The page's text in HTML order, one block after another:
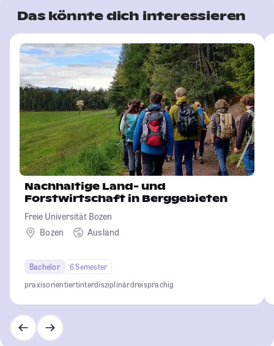
Das könnte dich interessieren
Nachhaltige Land- und
Forstwirtschaft in Berggebieten
Freie Universität Bozen
Bozen
Ausland
Bachelor
6 Semester
praxisorientiertinterdisziplinärdreisprachig